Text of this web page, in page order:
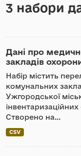
3 набори
Дані про
закладів
Набір містить
комунальних
Ужгородської
Створено на...
CSV